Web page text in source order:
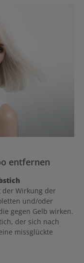
entfernen
der Wirkung der
und/oder
gegen Gelb wirken.
der sich nach
missglückte